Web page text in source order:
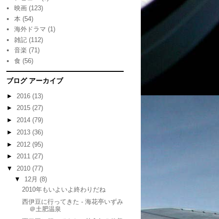
映画 (123)
本 (54)
海外ドラマ (1)
雑記 (112)
音楽 (71)
食 (56)
ブログ アーカイブ
► 2016 (13)
► 2015 (27)
► 2014 (79)
► 2013 (36)
► 2012 (95)
► 2011 (27)
▼ 2010 (77)
▼ 12月 (8)
2010年もいよいよ終わりだね
西伊豆に行ってきた - 海花亭いずみ
＠土肥温泉